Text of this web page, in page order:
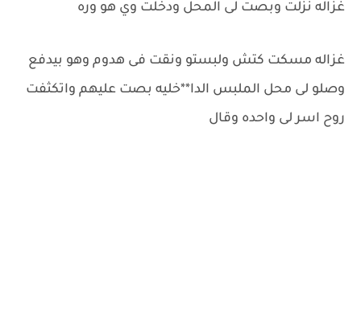
غزاله نزلت وبصت لى المحل ودخلت وي هو وره
غزاله مسكت كتش ولبستو ونقت فى هدوم وهو بيدفع
وصلو لى محل الملبس الدا**خليه بصت عليهم واتكثفت
روح اسر لى واحده وقال